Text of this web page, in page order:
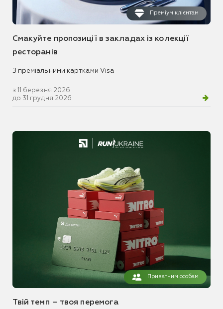
Преміум клієнтам
Смакуйте пропозиції в закладах із колекції
ресторанів
З преміальними картками Visa
з 11 березня 2026
до 31 грудня 2026
Приватним особам
Твій темп – твоя перемога